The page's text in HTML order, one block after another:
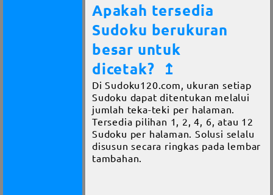
Apakah tersedia
Sudoku berukuran
besar untuk
dicetak?
↥
Di Sudoku120.com, ukuran setiap
Sudoku dapat ditentukan melalui
jumlah teka-teki per halaman.
Tersedia pilihan 1, 2, 4, 6, atau 12
Sudoku per halaman. Solusi selalu
disusun secara ringkas pada lembar
tambahan.